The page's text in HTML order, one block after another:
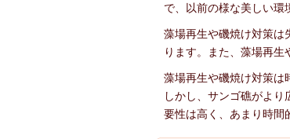
で、以前の様な美しい環
藻場再生や磯焼け対策は
ります。また、藻場再生
藻場再生や磯焼け対策は
しかし、サンゴ礁がよ
要性は高く、あまり時間